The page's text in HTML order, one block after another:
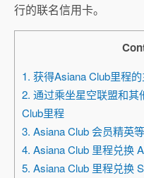
行的联名信用卡。
1. 获得Asiana Club里程
2. 通过乘坐星空联盟和
Club里程
3. Asiana Club 会员精英
4. Asiana Club 里程兑换
5. Asiana Club 里程兑换